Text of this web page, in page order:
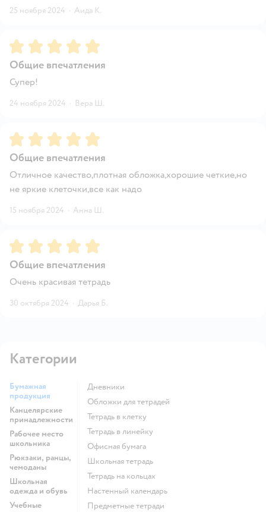
25 ноября 2024 · Аида К.
Рейтинг:5
Общие впечатления
Супер!
24 ноября 2024 · Вера Ш.
Рейтинг:5
Общие впечатления
Отличное качество,плотная обложка,хорошие четкие,но
не яркие клеточки,все как надо
15 ноября 2024 · Анна Ш.
Рейтинг:5
Общие впечатления
Очень красивая тетрадь
30 октября 2024 · Дарья Б.
Категории
Бумажная
продукция
Канцелярские
принадлежности
Рабочее место
школьника
Рюкзаки, ранцы,
чемоданы
Школьная
одежда и обувь
Учебные
Дневники
Обложки для тетрадей
Тетрадь в клетку
Тетрадь в линейку
Офисная бумага
Школьная тетрадь
Тетрадь на кольцах
Настенный календарь
Предметные тетради